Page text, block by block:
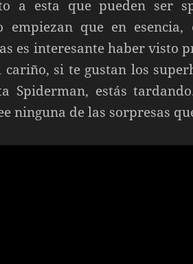
a esta que pueden ser
empiezan que en
es interesante haber visto
cariño, si te gustan los
Spiderman, estás
ninguna de las sorpresas